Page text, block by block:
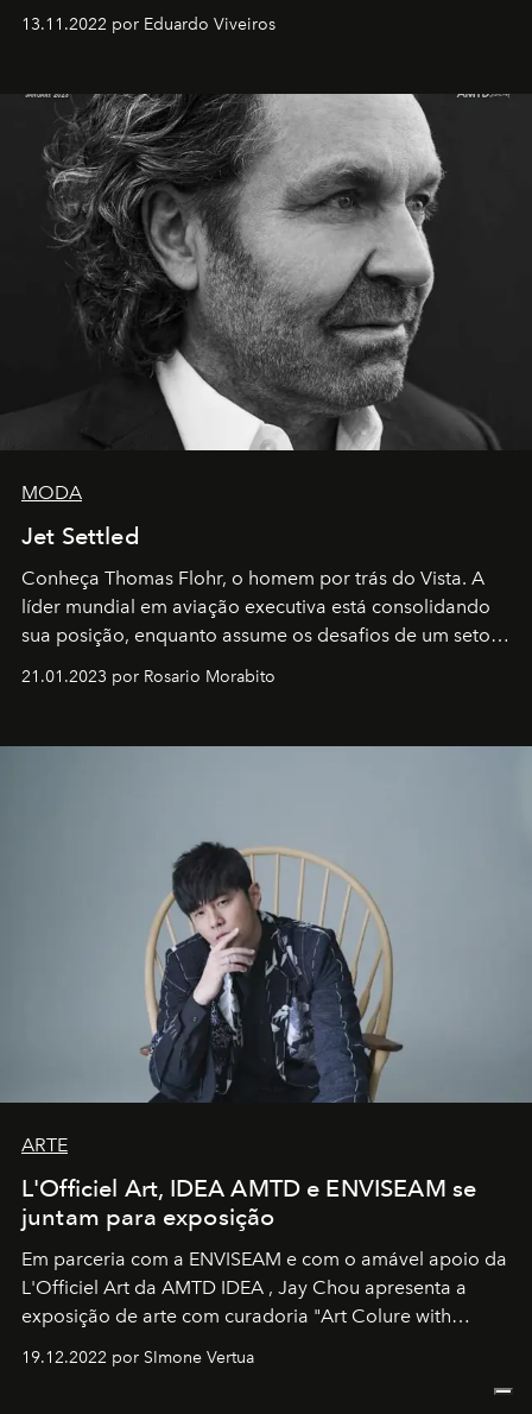
13.11.2022 por Eduardo Viveiros
MODA
Jet Settled
Conheça Thomas Flohr, o homem por trás do Vista. A
líder mundial em aviação executiva está consolidando
sua posição, enquanto assume os desafios de um setor
21.01.2023 por Rosario Morabito
ARTE
L'Officiel Art, IDEA AMTD e ENVISEAM se
juntam para exposição
Em parceria com a ENVISEAM e com o amável apoio da
L'Officiel Art da AMTD IDEA , Jay Chou apresenta a
exposição de arte com curadoria "Art Colure with
19.12.2022 por SImone Vertua